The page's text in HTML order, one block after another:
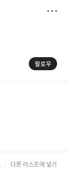
팔로우
다른 리스트에 넣기